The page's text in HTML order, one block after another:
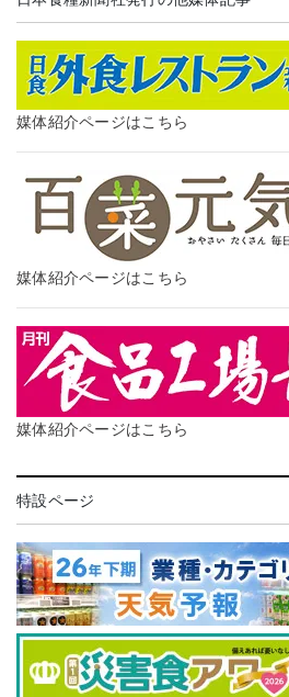
媒体紹介ページはこちら
媒体紹介ページはこちら
媒体紹介ページはこちら
特設ページ